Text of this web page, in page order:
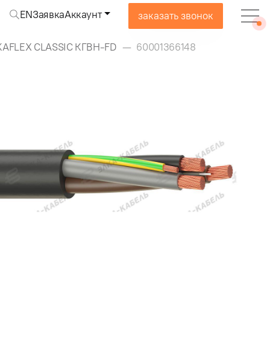
ENЗаявкаАккаунт заказать звонок
CLASSIC КГВН-FD 60001366148